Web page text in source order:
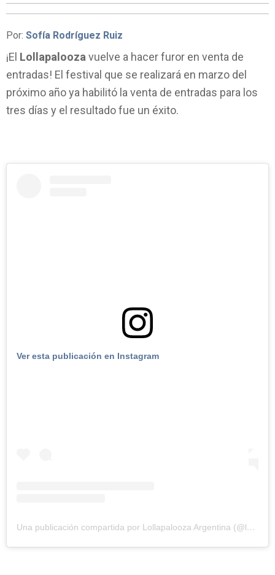
Por: Sofía Rodríguez Ruiz
¡El Lollapaloozavuelve a hacer furor en venta de
entradas! El festival que se realizará en marzo del
próximo año ya habilitó la venta de entradas para los
tres días y el resultado fue un éxito.
Ver esta publicación en Instagram
Una publicación compartida por Lollapalooza Argentina (@lollapaloozaar)